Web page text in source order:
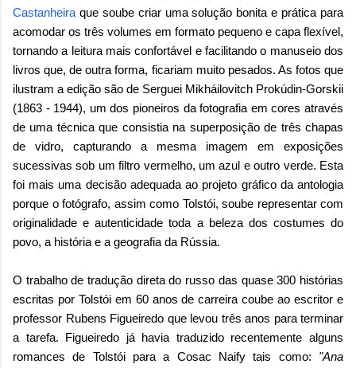
Castanheira que soube criar uma solução bonita e prática para
acomodar os três volumes em formato pequeno e capa flexível,
tornando a leitura mais confortável e facilitando o manuseio dos
livros que, de outra forma, ficariam muito pesados. As fotos que
ilustram a edição são de Serguei Mikháilovitch Prokúdin-Gorskii
(1863 - 1944), um dos pioneiros da fotografia em cores através
de uma técnica que consistia na superposição de três chapas
de vidro, capturando a mesma imagem em exposições
sucessivas sob um filtro vermelho, um azul e outro verde. Esta
foi mais uma decisão adequada ao projeto gráfico da antologia
porque o fotógrafo, assim como Tolstói, soube representar com
originalidade e autenticidade toda a beleza dos costumes do
povo, a história e a geografia da Rússia.
O trabalho de tradução direta do russo das quase 300 histórias
escritas por Tolstói em 60 anos de carreira coube ao escritor e
professor Rubens Figueiredo que levou três anos para terminar
a tarefa. Figueiredo já havia traduzido recentemente alguns
romances de Tolstói para a Cosac Naify tais como: "Ana